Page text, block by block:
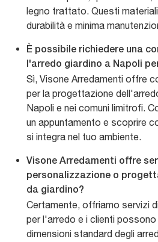
legno trattato. Questi
durabilità e minima
È possibile richiedere una
l'arredo giardino a Napoli
Sì, Visone Arredamenti offre
per la progettazione
Napoli e nei comuni limitrofi.
un appuntamento e scoprire
si integra nel tuo ambiente.
Visone Arredamenti offre
personalizzazione o
da giardino?
Certamente, offriamo servizi
per l'arredo e i clienti
dimensioni standard degli